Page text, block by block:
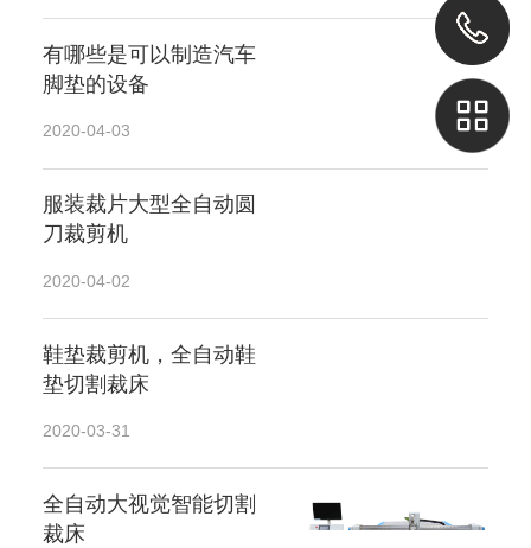
有哪些是可以制造汽车
脚垫的设备
2020-04-03
服装裁片大型全自动圆
刀裁剪机
2020-04-02
鞋垫裁剪机，全自动鞋
垫切割裁床
2020-03-31
全自动大视觉智能切割
裁床